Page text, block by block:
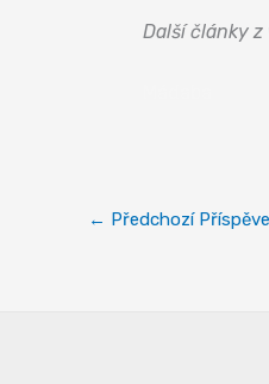
Další články
← Předchozí